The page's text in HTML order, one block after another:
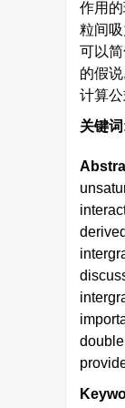
作用
粒间
可以
的假
计算公
关键